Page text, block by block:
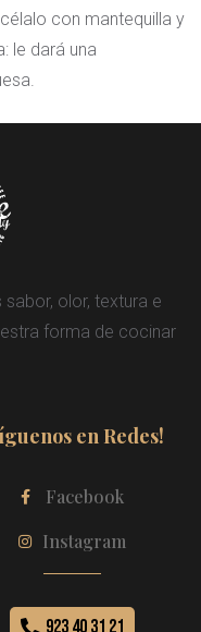
con mantequilla y
le dará una
olor, textura e
forma de cocinar
en Redes!
Facebook
Instagram
923 40 31 21